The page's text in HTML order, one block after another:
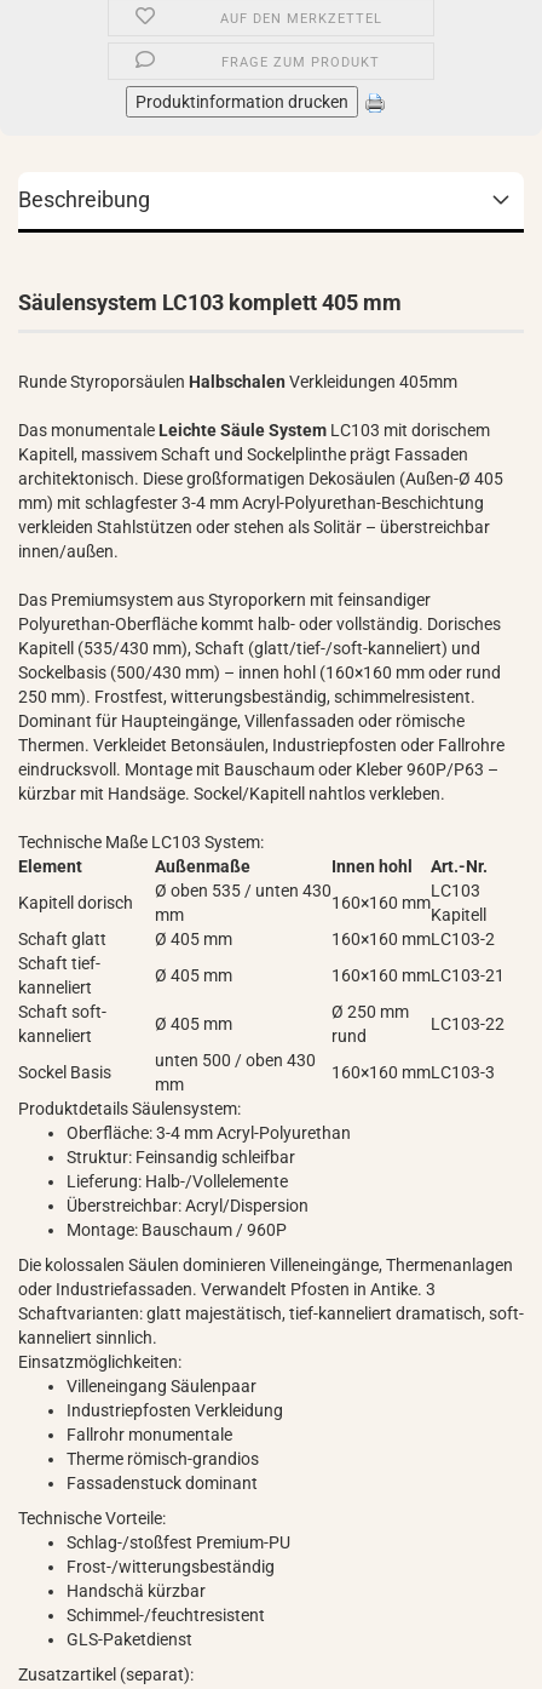
AUF DEN MERKZETTEL
FRAGE ZUM PRODUKT
Produktinformation drucken
Beschreibung
Säulensystem LC103 komplett 405 mm
Runde Styroporsäulen Halbschalen Verkleidungen 405mm
Das monumentale Leichte Säule System LC103 mit dorischem
Kapitell, massivem Schaft und Sockelplinthe prägt Fassaden
architektonisch. Diese großformatigen Dekosäulen (Außen-Ø 405
mm) mit schlagfester 3-4 mm Acryl-Polyurethan-Beschichtung
verkleiden Stahlstützen oder stehen als Solitär – überstreichbar
innen/außen.
Das Premiumsystem aus Styroporkern mit feinsandiger
Polyurethan-Oberfläche kommt halb- oder vollständig. Dorisches
Kapitell (535/430 mm), Schaft (glatt/tief-/soft-kanneliert) und
Sockelbasis (500/430 mm) – innen hohl (160×160 mm oder rund
250 mm). Frostfest, witterungsbeständig, schimmelresistent.
Dominant für Haupteingänge, Villenfassaden oder römische
Thermen. Verkleidet Betonsäulen, Industriepfosten oder Fallrohre
eindrucksvoll. Montage mit Bauschaum oder Kleber 960P/P63 –
kürzbar mit Handsäge. Sockel/Kapitell nahtlos verkleben.
Technische Maße LC103 System:
Element
Außenmaße Innen hohl
Art.-Nr.
Kapitell dorisch
Ø oben 535 / unten 430
mm
160×160 mm
LC103
Kapitell
Schaft glatt
Ø 405 mm 160×160 mmLC103-2
Schaft tief-
kanneliert
Ø 405 mm 160×160 mmLC103-21
Schaft soft-
kanneliert
Ø 405 mm
Ø 250 mm
rund
LC103-22
Sockel Basis
unten 500 / oben 430
mm
160×160 mmLC103-3
Produktdetails Säulensystem:
Oberfläche: 3-4 mm Acryl-Polyurethan
Struktur: Feinsandig schleifbar
Lieferung: Halb-/Vollelemente
Überstreichbar: Acryl/Dispersion
Montage: Bauschaum / 960P
Die kolossalen Säulen dominieren Villeneingänge, Thermenanlagen
oder Industriefassaden. Verwandelt Pfosten in Antike. 3
Schaftvarianten: glatt majestätisch, tief-kanneliert dramatisch, soft-
kanneliert sinnlich.
Einsatzmöglichkeiten:
Villeneingang Säulenpaar
Industriepfosten Verkleidung
Fallrohr monumentale
Therme römisch-grandios
Fassadenstuck dominant
Technische Vorteile:
Schlag-/stoßfest Premium-PU
Frost-/witterungsbeständig
Handschä kürzbar
Schimmel-/feuchtresistent
GLS-Paketdienst
Zusatzartikel (separat):